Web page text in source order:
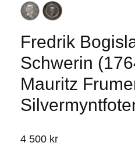
Fredrik
Schwerin
Mauritz
4 500 kr